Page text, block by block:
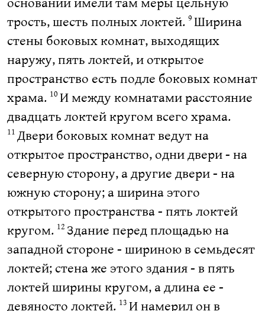
трость, шесть полных локтей. 9 Ширина
стены боковых комнат, выходящих
наружу, пять локтей, и открытое
пространство есть подле боковых комнат
храма. 10 И между комнатами расстояние
двадцать локтей кругом всего храма.
11 Двери боковых комнат ведут на
открытое пространство, одни двери - на
северную сторону, а другие двери - на
южную сторону; а ширина этого
открытого пространства - пять локтей
кругом. 12 Здание перед площадью на
западной стороне - шириною в семьдесят
локтей; стена же этого здания - в пять
локтей ширины кругом, а длина ее -
девяносто локтей. 13 И намерил он в